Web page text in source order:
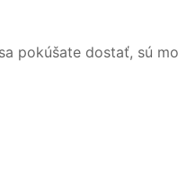
pokúšate dostať, sú